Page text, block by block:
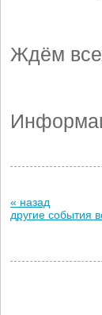
Ждём
« назад
другие события